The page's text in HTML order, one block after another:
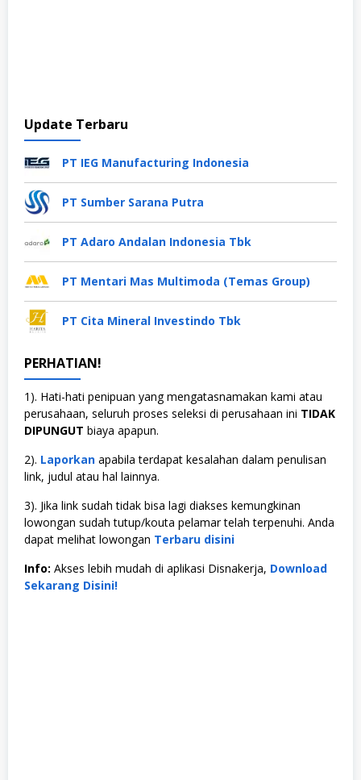
Update Terbaru
PT IEG Manufacturing Indonesia
PT Sumber Sarana Putra
PT Adaro Andalan Indonesia Tbk
PT Mentari Mas Multimoda (Temas Group)
PT Cita Mineral Investindo Tbk
PERHATIAN!
1). Hati-hati penipuan yang mengatasnamakan kami atau
perusahaan, seluruh proses seleksi di perusahaan ini TIDAK
DIPUNGUT biaya apapun.
2). Laporkan apabila terdapat kesalahan dalam penulisan
link, judul atau hal lainnya.
3). Jika link sudah tidak bisa lagi diakses kemungkinan
lowongan sudah tutup/kouta pelamar telah terpenuhi. Anda
dapat melihat lowongan Terbaru disini
Info: Akses lebih mudah di aplikasi Disnakerja, Download
Sekarang Disini!